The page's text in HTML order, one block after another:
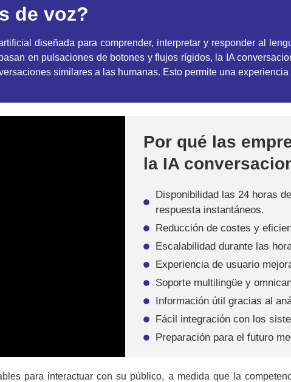
de voz?
diseñada para comprender, interpretar y responder al
en pulsaciones de botones y flujos rígidos, la IA
similares a las humanas. Esto permite una
Por qué las
la IA
Disponibilidad las 24 horas
respuesta instantáneos.
Reducción de costes y
Escalabilidad durante las
Experiencia de usuario
Soporte multilingüe y
Información útil gracias al
Fácil integración con los
Preparación para el futuro
para interactuar con su público, a medida que la